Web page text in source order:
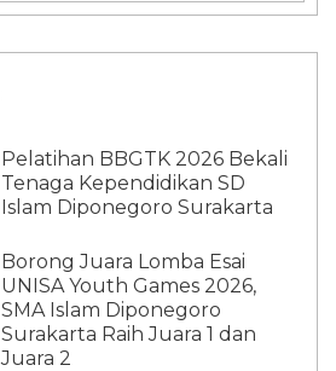
Pelatihan BBGTK 2026 Bekali
Tenaga Kependidikan SD
Islam Diponegoro Surakarta
Borong Juara Lomba Esai
UNISA Youth Games 2026,
SMA Islam Diponegoro
Surakarta Raih Juara 1 dan
Juara 2